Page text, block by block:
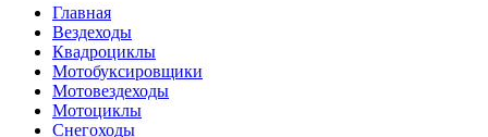
Главная
Вездеходы
Квадроциклы
Мотобуксировщики
Мотовездеходы
Мотоциклы
Снегоходы